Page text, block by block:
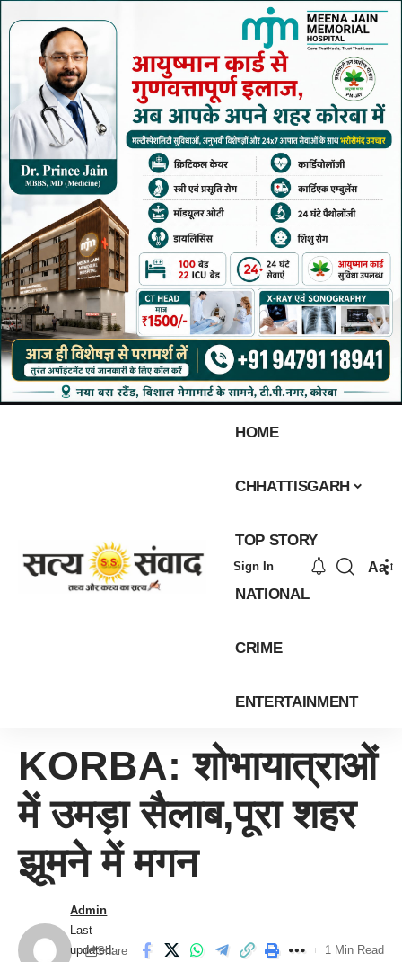
HOME
CHHATTISGARH
TOP STORY
NATIONAL
CRIME
ENTERTAINMENT
Sign In Aa
KORBA: शोभायात्राओं
में उमड़ा सैलाब,पूरा शहर
झूमने में मगन
Last
updated:
Admin
Share 1 Min Read